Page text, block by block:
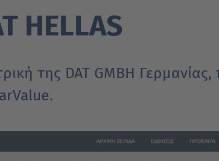
HELLAS
της DAT GMBH